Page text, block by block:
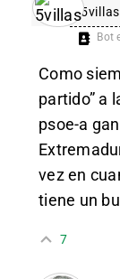
5villas
Bot
Como
partido” a
psoe-a
vez en
tiene un
7